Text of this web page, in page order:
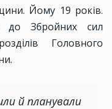
Йому 19 років.
до Збройних сил
Головного
й планували